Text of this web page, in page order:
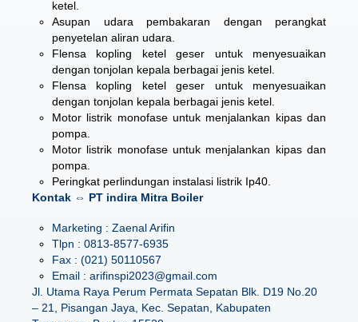
ketel.
Asupan udara pembakaran dengan perangkat
penyetelan aliran udara.
Flensa kopling ketel geser untuk menyesuaikan
dengan tonjolan kepala berbagai jenis ketel.
Flensa kopling ketel geser untuk menyesuaikan
dengan tonjolan kepala berbagai jenis ketel.
Motor listrik monofase untuk menjalankan kipas dan
pompa.
Motor listrik monofase untuk menjalankan kipas dan
pompa.
Peringkat perlindungan instalasi listrik Ip40.
Kontak ⇔ PT indira Mitra Boiler
Marketing : Zaenal Arifin
Tlpn : 0813-8577-6935
Fax : (021) 50110567
Email : arifinspi2023@gmail.com
Jl. Utama Raya Perum Permata Sepatan Blk. D19 No.20
– 21, Pisangan Jaya, Kec. Sepatan, Kabupaten